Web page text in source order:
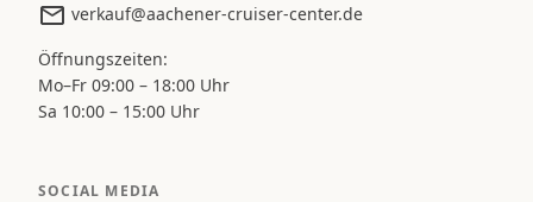
verkauf@aachener-cruiser-center.de
Öffnungszeiten:
Mo–Fr 09:00 – 18:00 Uhr
Sa 10:00 – 15:00 Uhr
SOCIAL MEDIA